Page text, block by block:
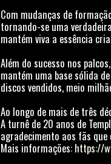
Com mudanças de
tornando-se uma
mantém viva a essência
Além do sucesso nos
mantém uma base sólida
discos vendidos, meio
Ao longo de mais de três
A turnê de 20 anos de
agradecimento aos fãs
Mais informações: https://